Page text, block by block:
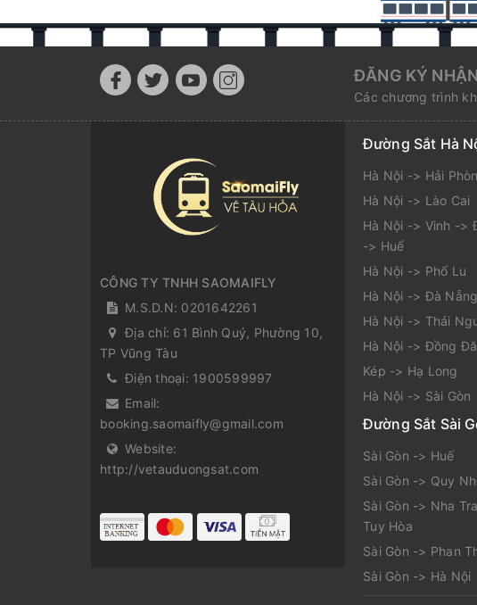
ĐĂNG KÝ
Các chương trình
CÔNG TY TNHH SAOMAIFLY
M.S.D.N: 0201642261
Địa chỉ: 61 Bình Quý, Phường 10,
TP Vũng Tàu
Điện thoại: 1900599997
Email:
booking.saomaifly@gmail.com
Website:
http://vetauduongsat.com
Đường Sắt Hà
Hà Nội -> Hải
Hà Nội -> Lào Cai
Hà Nội -> Vinh ->
-> Huế
Hà Nội -> Phố Lu
Hà Nội -> Đà Nẵng
Hà Nội -> Thái
Hà Nội -> Đồng
Kép -> Hạ Long
Hà Nội -> Sài Gòn
Đường Sắt Sài
Sài Gòn -> Huế
Sài Gòn -> Quy
Sài Gòn -> Nha
Tuy Hòa
Sài Gòn -> Phan
Sài Gòn -> Hà Nội